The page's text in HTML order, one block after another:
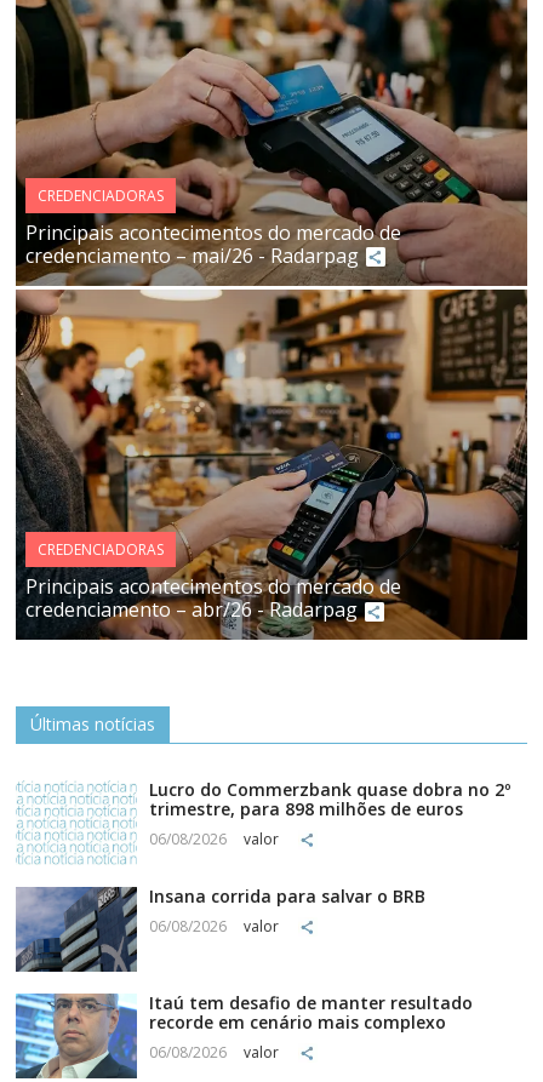
CREDENCIADORAS
Principais acontecimentos do mercado de
credenciamento – mai/26 - Radarpag
CREDENCIADORAS
Principais acontecimentos do mercado de
credenciamento – abr/26 - Radarpag
Últimas notícias
Lucro do Commerzbank quase dobra no 2º
trimestre, para 898 milhões de euros
06/08/2026 valor
Insana corrida para salvar o BRB
06/08/2026 valor
Itaú tem desafio de manter resultado
recorde em cenário mais complexo
06/08/2026 valor